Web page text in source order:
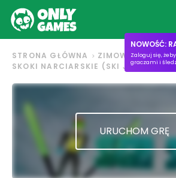
NOWOŚĆ:
Zaloguj się,
graczami i
STRONA GŁÓWNA
ZIMOWE
SKOKI NARCIARSKIE (SKI JUMP)
URUCHOM GRĘ